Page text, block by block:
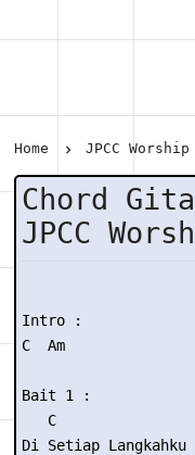
Home JPCC
Chord
JPCC
Intro :
C  Am
Bait 1 :
   C
Di Setiap Langkahku